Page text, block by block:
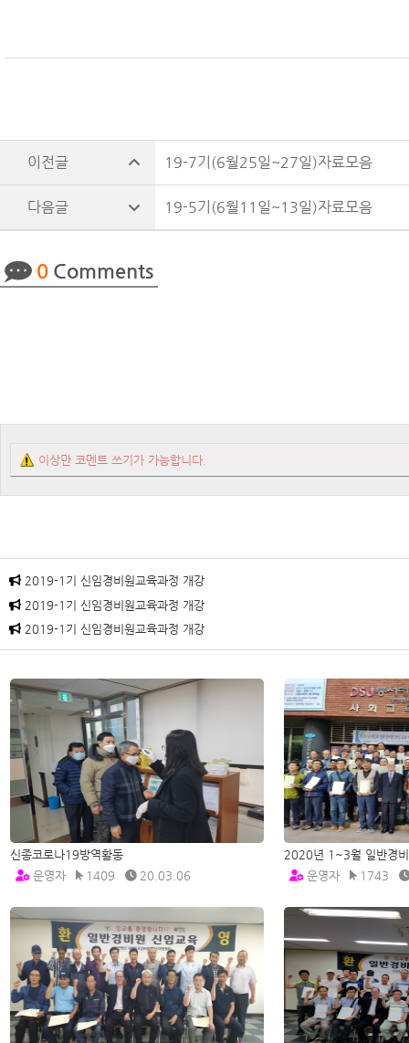
19-7기(6월25일~27일)자료모음
19-5기(6월11일~13일)자료모음
0 Comments
이상만 코멘트 쓰기가 가능합니다.
2019-1기 신임경비원교육과정 개강
2019-1기 신임경비원교육과정 개강
2019-1기 신임경비원교육과정 개강
신종코로나19방역활동
운영자
1409 20.03.06
2020년 1~3월 일반경
운영자
1743